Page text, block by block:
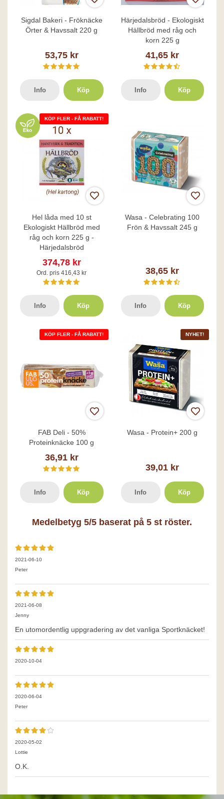
Sigdal Bakeri - Fröknäcke
Örter & Havssalt 220 g
53,75 kr
Info Köp
Härjedalsbröd - Ekologiskt
Hällbröd med råg och
korn 225 g
41,65 kr
Info Köp
KÖP FLER - FÅ RABATT!
Hel låda med 10 st
Ekologiskt Hällbröd med
råg och korn 225 g -
Härjedalsbröd
374,78 kr
Ord. pris 416,43 kr
Info Köp
Wasa - Celebrating 100
Frön & Havssalt 245 g
38,65 kr
Info Köp
KÖP FLER - FÅ RABATT!
FAB Deli - 50%
Proteinknäcke 100 g
36,91 kr
Info Köp
NYHET!
Wasa - Protein+ 200 g
39,01 kr
Info Köp
Medelbetyg 5/5 baserat på 5 st röster.
2021-06-10
Peter
2021-06-08
Jenny
En utomordentlig uppgradering av det vanliga Sportknäcket!
2020-10-04
2020-06-04
Peter
2020-05-02
Lottie
O.K.